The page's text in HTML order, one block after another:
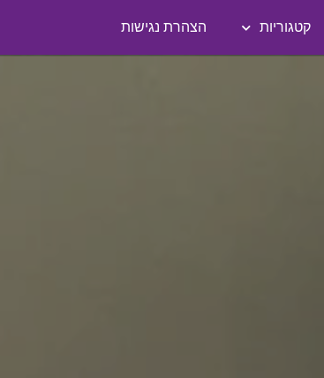
קטגוריות הצהרת נגישות